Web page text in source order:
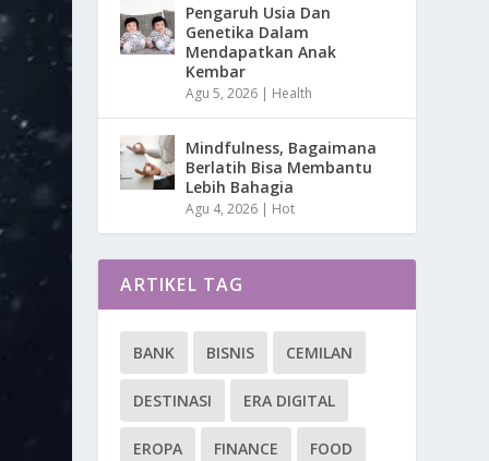
Pengaruh Usia Dan
Genetika Dalam
Mendapatkan Anak
Kembar
Agu 5, 2026 | Health
Mindfulness, Bagaimana
Berlatih Bisa Membantu
Lebih Bahagia
Agu 4, 2026 | Hot
ARTIKEL TAG
BANK BISNIS CEMILAN
DESTINASI ERA DIGITAL
EROPA FINANCE FOOD